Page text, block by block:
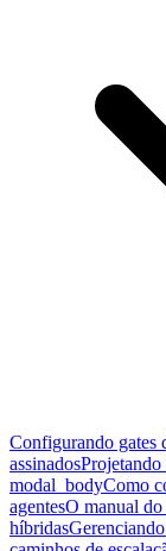
Configurando gates
assinados
modal_bodyComo
agentesO manual do
híbridas